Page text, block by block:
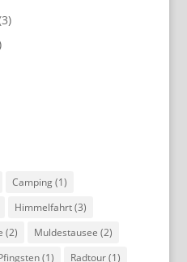
Camping(1)
Himmelfahrt(3)
(2) Muldestausee (2)
(1) Radtour(1)